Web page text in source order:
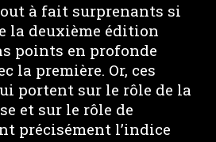
à fait surprenants si
la deuxième édition
points en profonde
la première. Or, ces
portent sur le rôle de la
et sur le rôle de
précisément l’indice